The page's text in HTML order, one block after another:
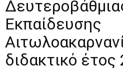
Εκπαίδευσης
διδακτικό